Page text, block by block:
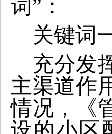
词”：
关键词
充分发
主渠道作
情况，《